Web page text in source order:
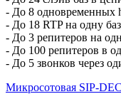
- До 8 одновременных
- До 18 RTP на одну
- До 3 репитеров на
- До 100 репитеров в
- До 5 звонков через
Микросотовая SIP-